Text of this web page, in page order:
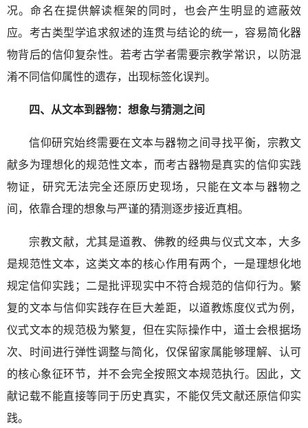
况。命名在提供解读框架的同时，也会产生明显的遮蔽效
应。考古类型学追求叙述的连贯与结论的统一，容易简化器
物背后的信仰复杂性。若考古学者需要宗教学常识，以防混
淆不同信仰属性的遗存，出现标签化误判。
四、从文本到器物：想象与猜测之间
信仰研究始终需要在文本与器物之间寻找平衡，宗教文
献多为理想化的规范性文本，而考古器物是真实的信仰实践
物证，研究无法完全还原历史现场，只能在文本与器物之
间，依靠合理的想象与严谨的猜测逐步接近真相。
宗教文献，尤其是道教、佛教的经典与仪式文本，大多
是规范性文本，这类文本的核心作用有两个，一是理想化地
规定信仰实践；二是批评现实中不符合规范的信仰行为。繁
复的文本与信仰实践存在巨大差距，以道教炼度仪式为例，
仪式文本的规范极为繁复，但在实际操作中，道士会根据场
次、时间进行弹性调整与简化，仅保留家属能够理解、认可
的核心象征环节，并不会完全按照文本规范执行。因此，文
献记载不能直接等同于历史真实，不能仅凭文献还原信仰实
践。